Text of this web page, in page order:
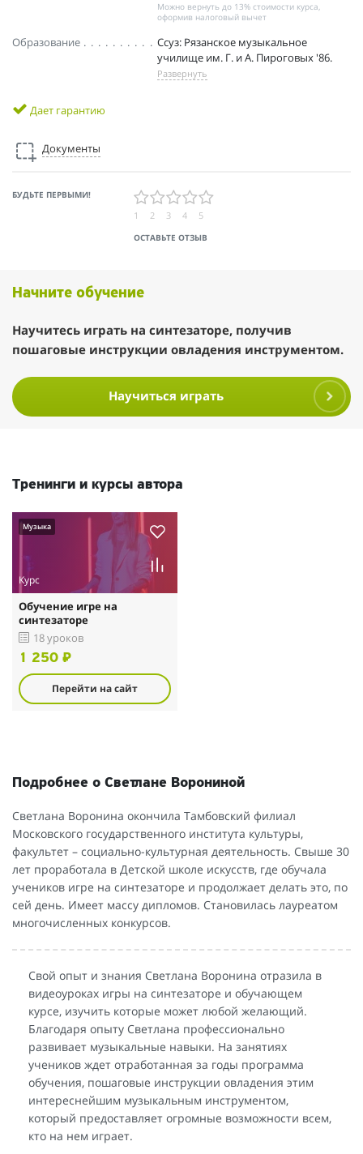
Можно вернуть до 13% стоимости курса,
оформив налоговый вычет
Образование
Ссуз: Рязанское музыкальное
училище им. Г. и А. Пироговых '86.
Развернуть
Дает гарантию
Документы
БУДЬТЕ ПЕРВЫМИ!
ОСТАВЬТЕ ОТЗЫВ
1 2 3 4 5
Начните обучение
Научитесь играть на синтезаторе, получив
пошаговые инструкции овладения инструментом.
Научиться играть
Тренинги и курсы автора
Музыка
Курс
Обучение игре на
синтезаторе
18 уроков
1 250 ₽
Перейти на сайт
Подробнее о Светлане Ворониной
Светлана Воронина окончила Тамбовский филиал
Московского государственного института культуры,
факультет – социально-культурная деятельность. Свыше 30
лет проработала в Детской школе искусств, где обучала
учеников игре на синтезаторе и продолжает делать это, по
сей день. Имеет массу дипломов. Становилась лауреатом
многочисленных конкурсов.
Свой опыт и знания Светлана Воронина отразила в
видеоуроках игры на синтезаторе и обучающем
курсе, изучить которые может любой желающий.
Благодаря опыту Светлана профессионально
развивает музыкальные навыки. На занятиях
учеников ждет отработанная за годы программа
обучения, пошаговые инструкции овладения этим
интереснейшим музыкальным инструментом,
который предоставляет огромные возможности всем,
кто на нем играет.